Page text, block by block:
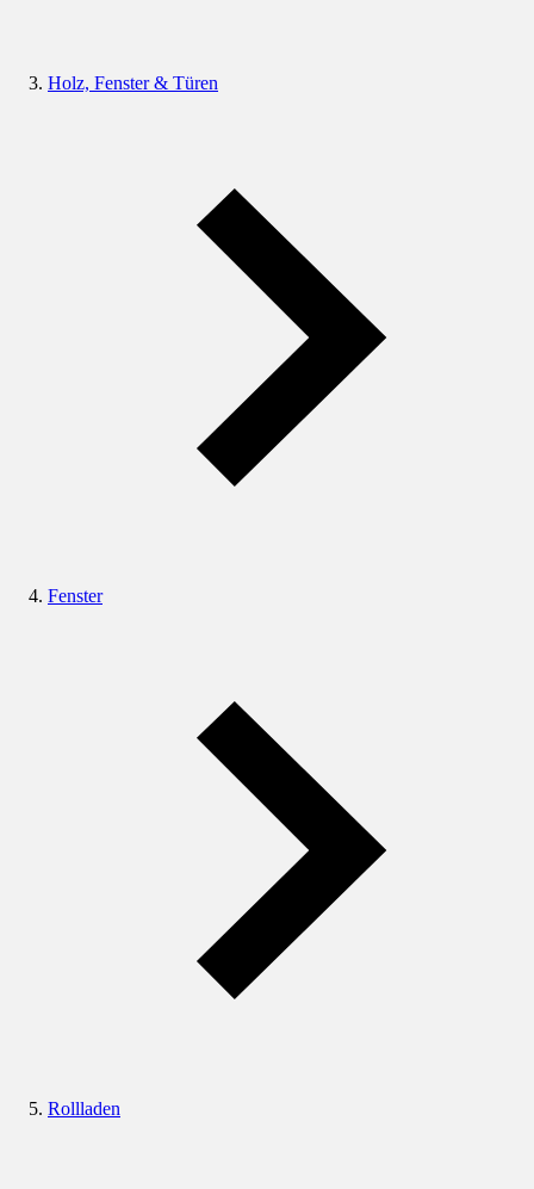
Holz, Fenster & Türen
Fenster
Rollladen